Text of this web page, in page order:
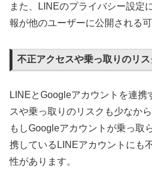
また、LINEのプライバシー設定
報が他のユーザーに公開される
不正アクセスや乗っ取りのリス
LINEとGoogleアカウントを連携
スや乗っ取りのリスクも少なから
もしGoogleアカウントが乗っ取
携しているLINEアカウントにも
性があります。